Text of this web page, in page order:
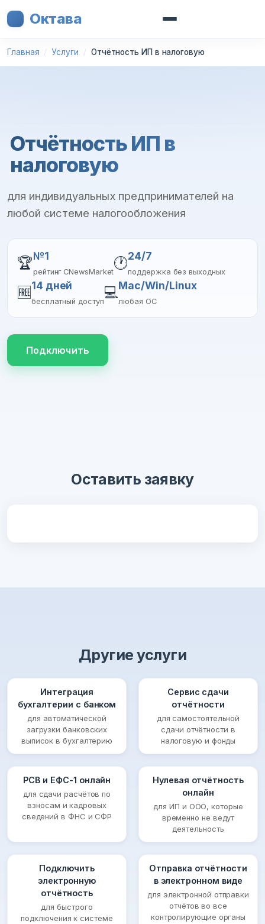
Октава
Главная Услуги Отчётность ИП в налоговую
Отчётность ИП в
налоговую
для индивидуальных предпринимателей на
любой системе налогообложения
🏆№1
рейтинг CNewsMarket
🕐24/7
поддержка без выходных
🆓14 дней
бесплатный доступ
💻Mac/Win/Linux
любая ОС
Подключить
Оставить заявку
Другие услуги
Интеграция
бухгалтерии с банком
для автоматической
загрузки банковских
выписок в бухгалтерию
Сервис сдачи
отчётности
для самостоятельной
сдачи отчётности в
налоговую и фонды
РСВ и ЕФС-1 онлайн
для сдачи расчётов по
взносам и кадровых
сведений в ФНС и СФР
Нулевая отчётность
онлайн
для ИП и ООО, которые
временно не ведут
деятельность
Подключить
электронную
отчётность
для быстрого
подключения к системе
Отправка отчётности
в электронном виде
для электронной отправки
отчётов во все
контролирующие органы